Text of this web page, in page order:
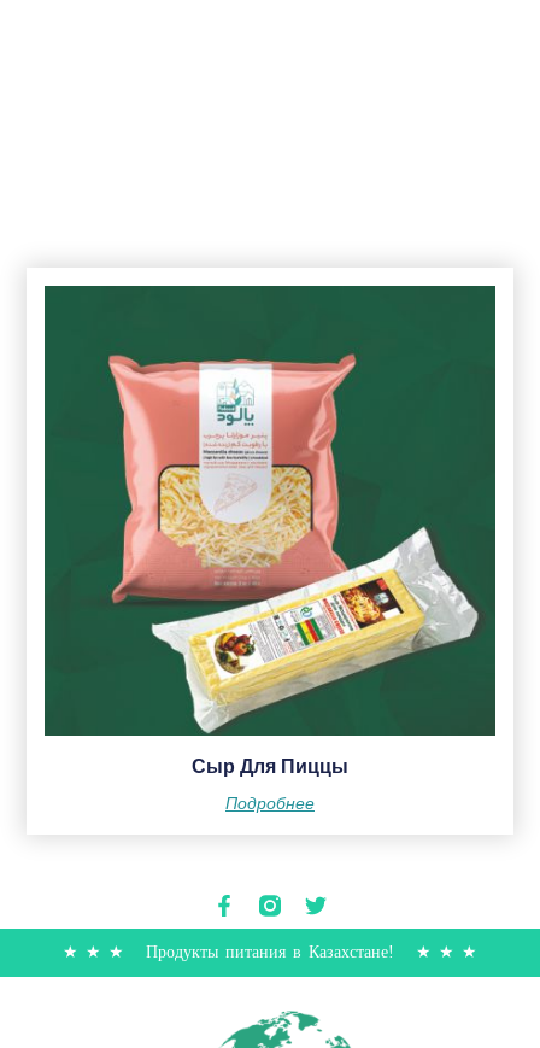
Сыр Для Пиццы
Подробнее
★ ★ ★ Продукты питания в Казахстане! ★ ★ ★